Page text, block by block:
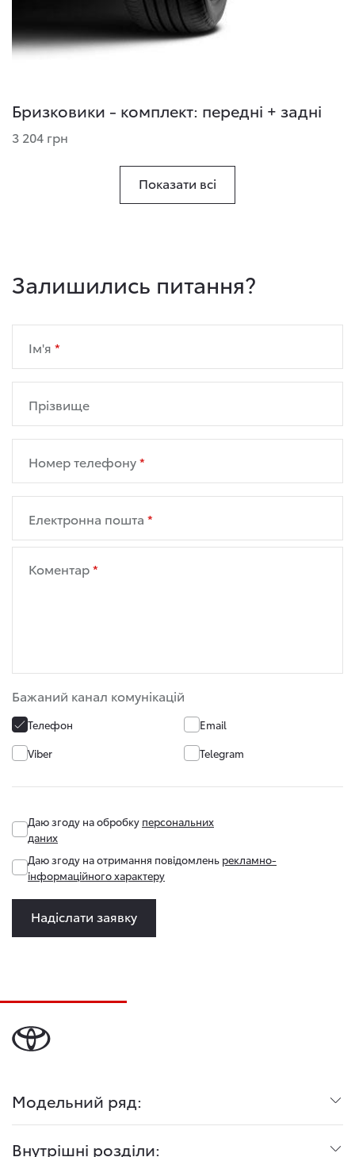
Бризковики - комплект: передні + задні
3 204 грн
Показати всі
Залишились питання?
Ім'я
Прізвище
Номер телефону
Електронна пошта
Коментар
Бажаний канал комунікацій
Телефон
Email
Viber
Telegram
Даю згоду на обробку персональних
даних
Даю згоду на отримання повідомлень рекламно-
інформаційного характеру
Надіслати заявку
Модельний ряд:
Внутрішні розділи: